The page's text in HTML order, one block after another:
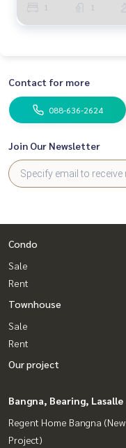
1 1
Contact for more
088-636-2624
Join Our Newsletter
Condo
Sale
Rent
Townhouse
Sale
Rent
Our project
Bangna, Bearing, Lasalle
Regent Home Bangna (New
Project)